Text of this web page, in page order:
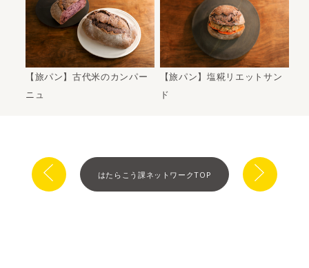
【旅パン】古代米のカンパー
ニュ
【旅パン】塩糀リエットサン
ド
はたらこう課ネットワークTOP